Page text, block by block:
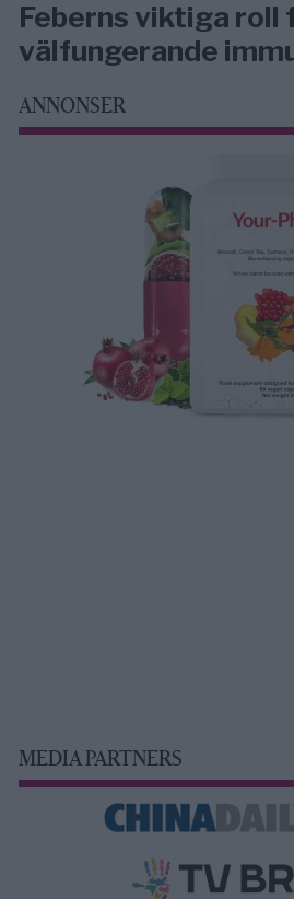
Feberns viktiga roll
välfungerande
ANNONSER
MEDIA PARTNERS